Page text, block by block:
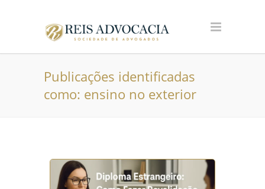
Publicações identificadas
como: ensino no exterior